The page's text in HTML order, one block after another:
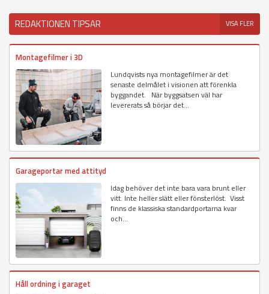
REDAKTIONEN TIPSAR VISA FLER
Montagefilmer i 3D
Lundqvists nya montagefilmer är det
senaste delmålet i visionen att förenkla
byggandet. När byggsatsen väl har
levererats så börjar det...
Garageportar med attityd
Idag behöver det inte bara vara brunt eller
vitt. Inte heller slätt eller fönsterlöst. Visst
finns de klassiska standardportarna kvar
och...
Håll ordning i garaget